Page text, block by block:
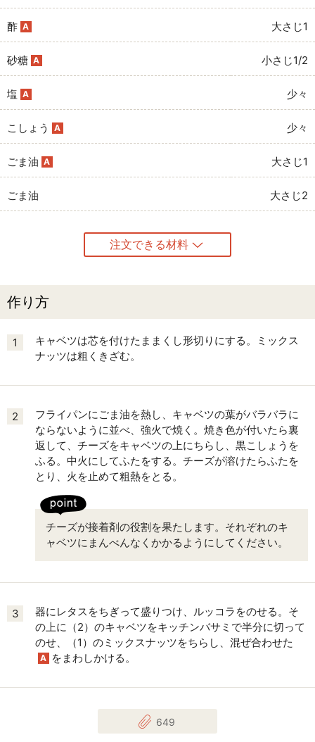
酢 A 大さじ1
砂糖 A 小さじ1/2
塩 A 少々
こしょう A 少々
ごま油 A 大さじ1
ごま油 大さじ2
注文できる材料
作り方
1
キャベツは芯を付けたままくし形切りにする。ミックス
ナッツは粗くきざむ。
2
フライパンにごま油を熱し、キャベツの葉がバラバラに
ならないように並べ、強火で焼く。焼き色が付いたら裏
返して、チーズをキャベツの上にちらし、黒こしょうを
ふる。中火にしてふたをする。チーズが溶けたらふたを
とり、火を止めて粗熱をとる。
チーズが接着剤の役割を果たします。それぞれのキ
ャベツにまんべんなくかかるようにしてください。
3
器にレタスをちぎって盛りつけ、ルッコラをのせる。そ
の上に（2）のキャベツをキッチンバサミで半分に切って
のせ、（1）のミックスナッツをちらし、混ぜ合わせた
A をまわしかける。
649